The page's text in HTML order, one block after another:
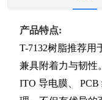
产品特点:
T-7132树脂推荐用
兼具附着力与韧性
ITO 导电膜、